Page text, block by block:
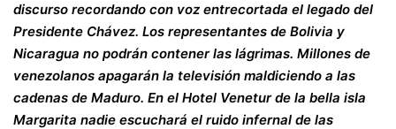
discurso recordando con voz entrecortada el legado del
Presidente Chávez. Los representantes de Bolivia y
Nicaragua no podrán contener las lágrimas. Millones de
venezolanos apagarán la televisión maldiciendo a las
cadenas de Maduro. En el Hotel Venetur de la bella isla
Margarita nadie escuchará el ruido infernal de las